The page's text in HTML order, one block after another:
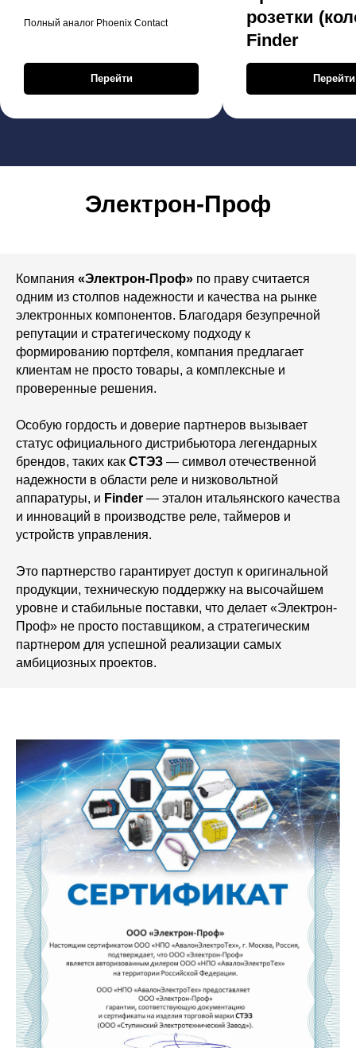
Полный аналог Phoenix Contact
Перейти
розетки
Finder
Перейти
Электрон-Проф
Компания «Электрон-Проф» по праву считается
одним из столпов надежности и качества на рынке
электронных компонентов. Благодаря безупречной
репутации и стратегическому подходу к
формированию портфеля, компания предлагает
клиентам не просто товары, а комплексные и
проверенные решения.
Особую гордость и доверие партнеров вызывает
статус официального дистрибьютора легендарных
брендов, таких как СТЭЗ — символ отечественной
надежности в области реле и низковольтной
аппаратуры, и Finder — эталон итальянского качества
и инноваций в производстве реле, таймеров и
устройств управления.
Это партнерство гарантирует доступ к оригинальной
продукции, техническую поддержку на высочайшем
уровне и стабильные поставки, что делает «Электрон-
Проф» не просто поставщиком, а стратегическим
партнером для успешной реализации самых
амбициозных проектов.